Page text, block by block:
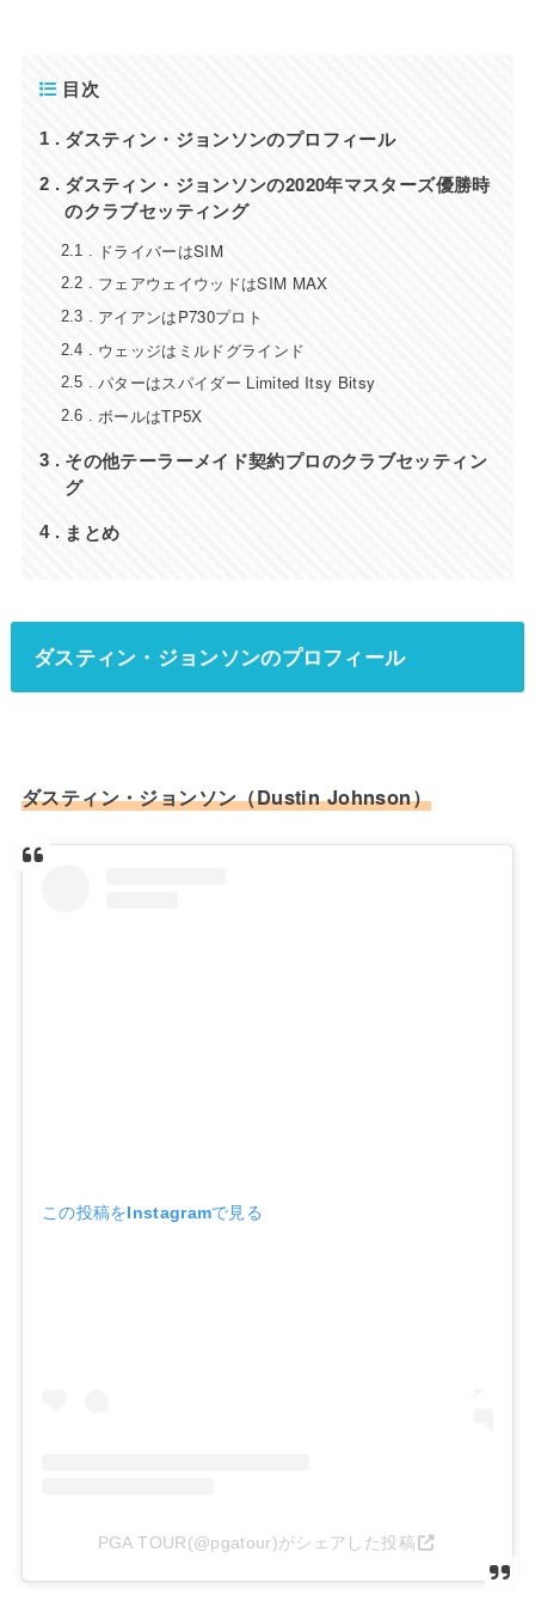
目次
1 ダスティン・ジョンソンのプロフィール
2
ダスティン・ジョンソンの2020年マスターズ優勝時
のクラブセッティング
2.1 ドライバーはSIM
2.2 フェアウェイウッドはSIM MAX
2.3 アイアンはP730プロト
2.4 ウェッジはミルドグラインド
2.5 パターはスパイダー Limited Itsy Bitsy
2.6 ボールはTP5X
3
その他テーラーメイド契約プロのクラブセッティン
グ
4 まとめ
ダスティン・ジョンソンのプロフィール
ダスティン・ジョンソン（Dustin Johnson）
この投稿をInstagramで見る
PGA TOUR(@pgatour)がシェアした投稿